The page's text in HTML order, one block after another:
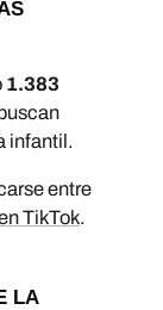
1.383
infantil.
entre
TikTok.
LA